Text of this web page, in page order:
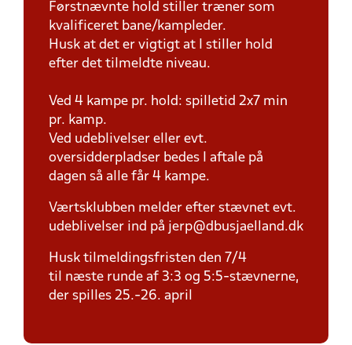
Førstnævnte hold stiller træner som
kvalificeret bane/kampleder.
Husk at det er vigtigt at I stiller hold
efter det tilmeldte niveau.
Ved 4 kampe pr. hold: spilletid 2x7 min
pr. kamp.
Ved udeblivelser eller evt.
oversidderpladser bedes I aftale på
dagen så alle får 4 kampe.
Værtsklubben melder efter stævnet evt.
udeblivelser ind på jerp@dbusjaelland.dk
Husk tilmeldingsfristen den 7/4
til næste runde af 3:3 og 5:5-stævnerne,
der spilles 25.-26. april